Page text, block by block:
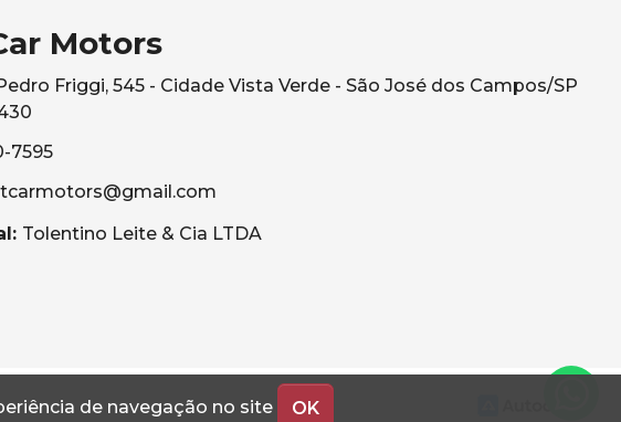
de navegação no site OK
Motors
Friggi, 545 - Cidade Vista Verde - São José dos Campos/SP
7595
Tolentino Leite & Cia LTDA